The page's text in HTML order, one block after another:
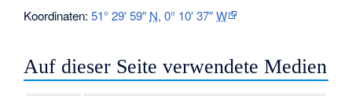
Koordinaten:51° 29′ 59″ N,0° 10′ 37″W
Auf dieser Seite verwendete Medien